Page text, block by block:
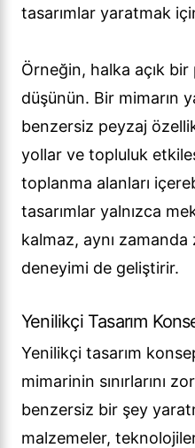
tasarımlar yaratmak
Örneğin, halka açık bir
düşünün. Bir mimarın
benzersiz peyzaj
yollar ve topluluk
toplanma alanları
tasarımlar yalnızca
kalmaz, aynı
deneyimi de geliştirir.
Yenilikçi Tasarım
Yenilikçi tasarım
mimarinin sınırlarını
benzersiz bir şey
malzemeler,